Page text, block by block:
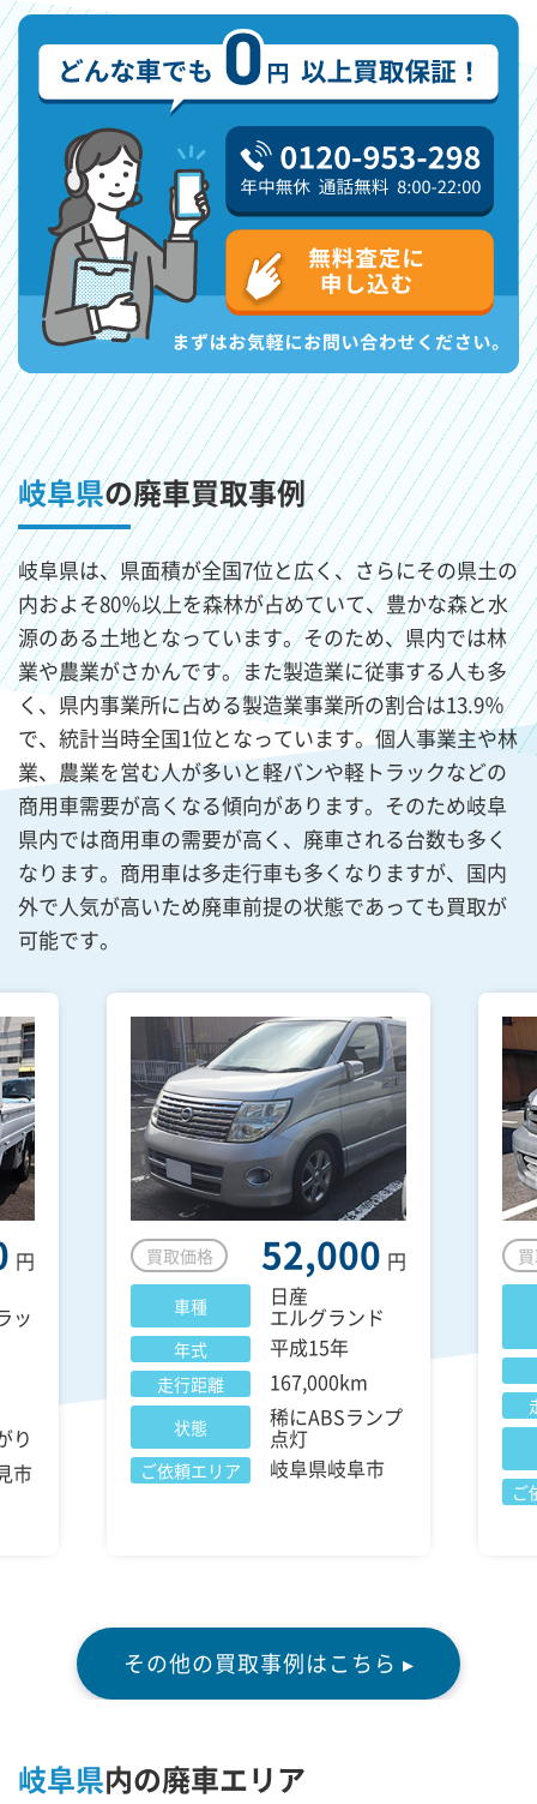
岐阜県の廃車買取事例
岐阜県は、県面積が全国7位と広く、さらにその県土の
内およそ80％以上を森林が占めていて、豊かな森と水
源のある土地となっています。そのため、県内では林
業や農業がさかんです。また製造業に従事する人も多
く、県内事業所に占める製造業事業所の割合は13.9％
で、統計当時全国1位となっています。個人事業主や林
業、農業を営む人が多いと軽バンや軽トラックなどの
商用車需要が高くなる傾向があります。そのため岐阜
県内では商用車の需要が高く、廃車される台数も多く
なります。商用車は多走行車も多くなりますが、国内
外で人気が高いため廃車前提の状態であっても買取が
可能です。
円
ッ
り
市
買取価格 52,000 円
車種 日産
エルグランド
年式 平成15年
走行距離 167,000km
状態 稀にABSランプ
点灯
ご依頼エリア 岐阜県岐阜市
ご
その他の買取事例はこちら ▸
岐阜県内の廃車エリア